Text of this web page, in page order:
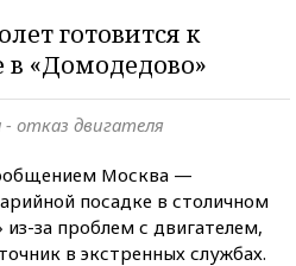
готовится к
в «Домодедово»
отказ двигателя
Москва —
посадке в столичном
за проблем с двигателем,
в экстренных службах.